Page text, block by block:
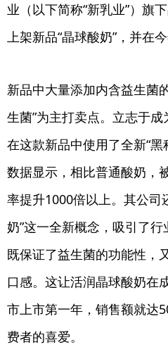
业（以下简称“新乳业”）旗
上架新品“晶球酸奶”，并在
新品中大量添加内含益生菌
生菌”为主打卖点。立志于成
在这款新品中使用了全新“
数据显示，相比普通酸奶，
率提升1000倍以上。其公司
奶”这一全新概念，吸引了
既保证了益生菌的功能性，
口感。这让活润晶球酸奶在
市上市第一年，销售额就达
费者的喜爱。